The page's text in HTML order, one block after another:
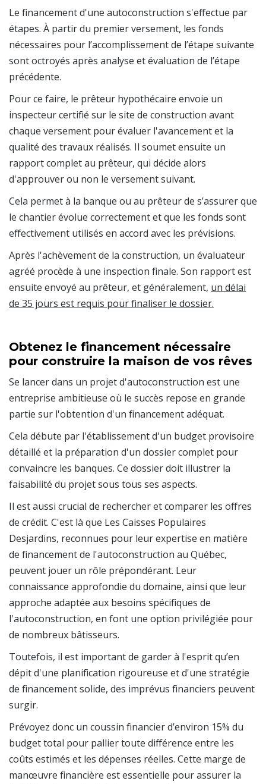
Le financement d'une autoconstruction s'effectue par
étapes. À partir du premier versement, les fonds
nécessaires pour l’accomplissement de l’étape suivante
sont octroyés après analyse et évaluation de l’étape
précédente.
Pour ce faire, le prêteur hypothécaire envoie un
inspecteur certifié sur le site de construction avant
chaque versement pour évaluer l'avancement et la
qualité des travaux réalisés. Il soumet ensuite un
rapport complet au prêteur, qui décide alors
d'approuver ou non le versement suivant.
Cela permet à la banque ou au prêteur de s’assurer que
le chantier évolue correctement et que les fonds sont
effectivement utilisés en accord avec les prévisions.
Après l'achèvement de la construction, un évaluateur
agréé procède à une inspection finale. Son rapport est
ensuite envoyé au prêteur, et généralement, un délai
de 35 jours est requis pour finaliser le dossier.
Obtenez le financement nécessaire
pour construire la maison de vos rêves
Se lancer dans un projet d'autoconstruction est une
entreprise ambitieuse où le succès repose en grande
partie sur l'obtention d'un financement adéquat.
Cela débute par l'établissement d'un budget provisoire
détaillé et la préparation d'un dossier complet pour
convaincre les banques. Ce dossier doit illustrer la
faisabilité du projet sous tous ses aspects.
Il est aussi crucial de rechercher et comparer les offres
de crédit. C'est là que Les Caisses Populaires
Desjardins, reconnues pour leur expertise en matière
de financement de l'autoconstruction au Québec,
peuvent jouer un rôle prépondérant. Leur
connaissance approfondie du domaine, ainsi que leur
approche adaptée aux besoins spécifiques de
l'autoconstruction, en font une option privilégiée pour
de nombreux bâtisseurs.
Toutefois, il est important de garder à l'esprit qu’en
dépit d'une planification rigoureuse et d'une stratégie
de financement solide, des imprévus financiers peuvent
surgir.
Prévoyez donc un coussin financier d’environ 15% du
budget total pour pallier toute différence entre les
coûts estimés et les dépenses réelles. Cette marge de
manœuvre financière est essentielle pour assurer la